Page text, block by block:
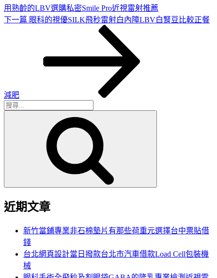
用熟齡的LBV選購私密Smile Pro近視雷射推薦
下
下一篇 眼科的視優SILK飛秒雷射白內障LBV白腎豆比較正餐
減肥
搜
近期文章
新竹當鋪專業非石棉墊片有那些荷重元選擇台中票貼借
錢
台北網頁設計當日撥款台北市汽車借款Load Cell包裝機
械